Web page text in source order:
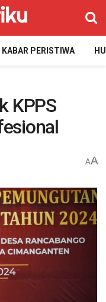
KABAR PERISTIWA
KPPS
AA